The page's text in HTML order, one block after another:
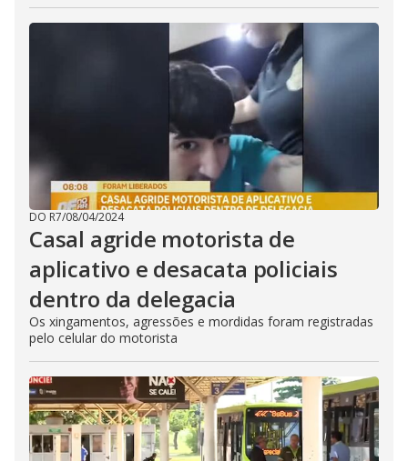
DO R7/08/04/2024
Casal agride motorista de
aplicativo e desacata policiais
dentro da delegacia
Os xingamentos, agressões e mordidas foram registradas
pelo celular do motorista